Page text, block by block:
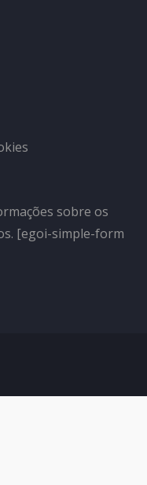
sobre os
[egoi-simple-form